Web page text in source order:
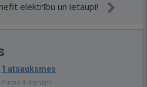
elektrību un ietaupi!
1 atsauksmes
Pirms 4 dienām